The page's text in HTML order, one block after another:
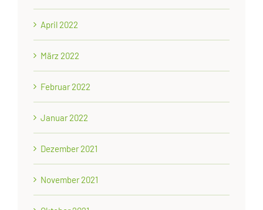
April 2022
März 2022
Februar 2022
Januar 2022
Dezember 2021
November 2021